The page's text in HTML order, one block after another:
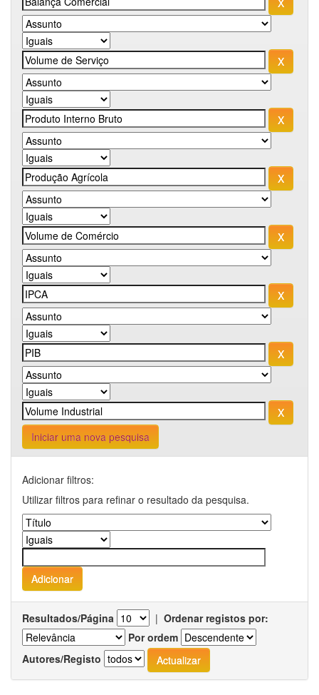
Iniciar uma nova pesquisa
Adicionar filtros:
Utilizar filtros para refinar o resultado da pesquisa.
Resultados/Página | Ordenar registos por:
Por ordem
Autores/Registo